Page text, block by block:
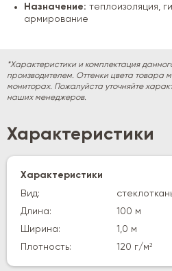
Назначение: теплоизоляция,
армирование
*Характеристики и комплектация
производителем. Оттенки цвета товара
мониторах. Пожалуйста уточняйте
наших менеджеров.
Характеристики
Характеристики
Вид:
Длина:
100 м
Ширина:
1,0 м
Плотность:
120 г/м²